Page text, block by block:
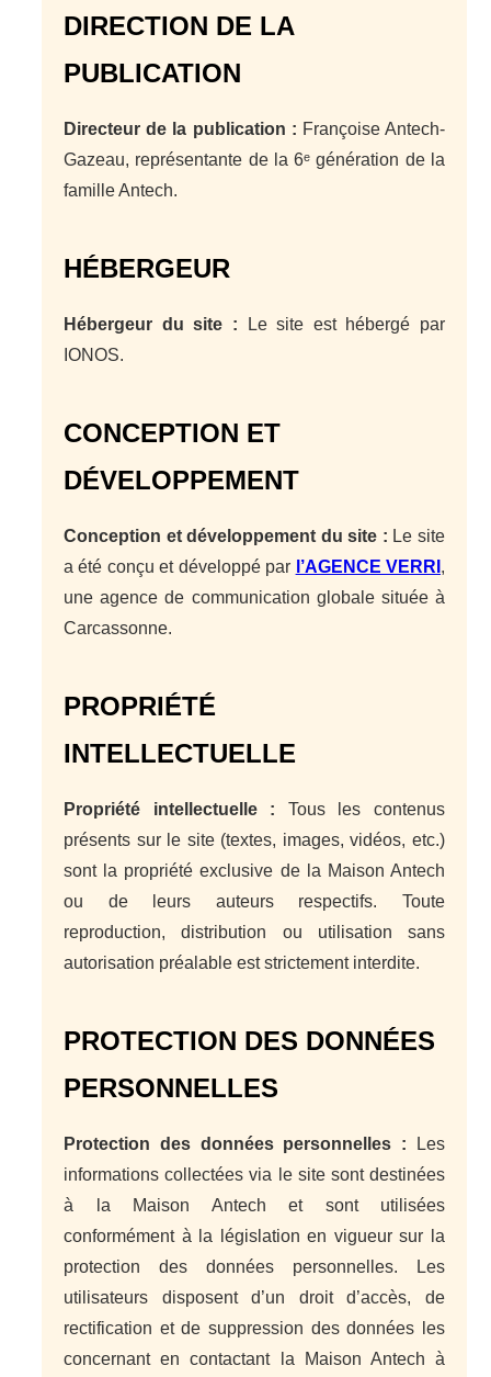
DIRECTION DE LA
PUBLICATION
Directeur de la publication : Françoise Antech-
Gazeau, représentante de la 6ᵉ génération de la
famille Antech.
HÉBERGEUR
Hébergeur du site : Le site est hébergé par
IONOS.
CONCEPTION ET
DÉVELOPPEMENT
Conception et développement du site : Le site
a été conçu et développé par l’AGENCE VERRI ,
une agence de communication globale située à
Carcassonne.
PROPRIÉTÉ
INTELLECTUELLE
Propriété intellectuelle : Tous les contenus
présents sur le site (textes, images, vidéos, etc.)
sont la propriété exclusive de la Maison Antech
ou de leurs auteurs respectifs. Toute
reproduction, distribution ou utilisation sans
autorisation préalable est strictement interdite.
PROTECTION DES DONNÉES
PERSONNELLES
Protection des données personnelles : Les
informations collectées via le site sont destinées
à la Maison Antech et sont utilisées
conformément à la législation en vigueur sur la
protection des données personnelles. Les
utilisateurs disposent d’un droit d’accès, de
rectification et de suppression des données les
concernant en contactant la Maison Antech à